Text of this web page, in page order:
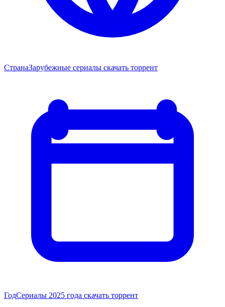
СтранаЗарубежные сериалы скачать торрент
ГодСериалы 2025 года скачать торрент